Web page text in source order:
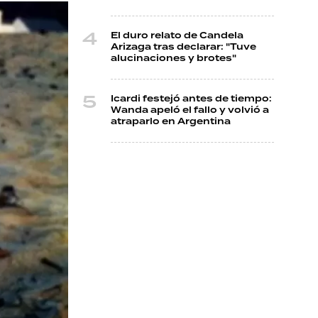
El duro relato de Candela
Arizaga tras declarar: "Tuve
alucinaciones y brotes"
Icardi festejó antes de tiempo:
Wanda apeló el fallo y volvió a
atraparlo en Argentina